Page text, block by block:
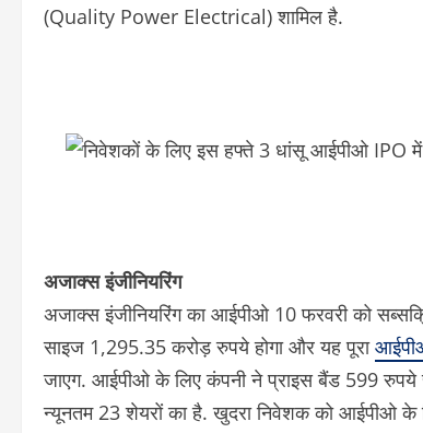
(Quality Power Electrical) शामिल है.
अजाक्स इंजीनियरिंग
अजाक्स इंजीनियरिंग का आईपीओ 10 फरवरी को
साइज 1,295.35 करोड़ रुपये होगा और यह पूरा
जाएग. आईपीओ के लिए कंपनी ने प्राइस बैंड 599 रुपये
न्यूनतम 23 शेयरों का है. खुदरा निवेशक को आईपीओ